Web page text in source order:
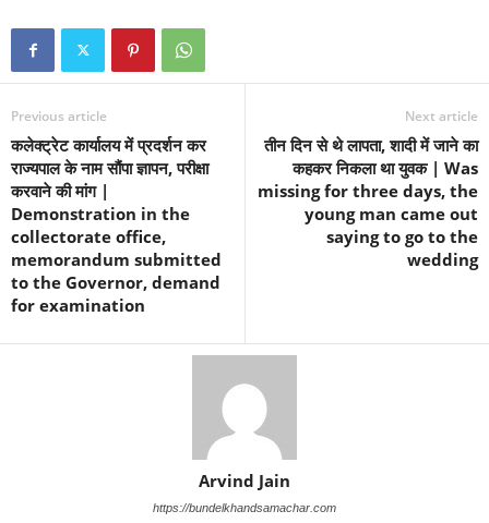
Previous article
कलेक्ट्रेट कार्यालय में प्रदर्शन कर
राज्यपाल के नाम सौंपा ज्ञापन, परीक्षा
करवाने की मांग |
Demonstration in the
collectorate office,
memorandum submitted
to the Governor, demand
for examination
Next article
तीन दिन से थे लापता, शादी में जाने का
कहकर निकला था युवक | Was
missing for three days, the
young man came out
saying to go to the
wedding
Arvind Jain
https://bundelkhandsamachar.com